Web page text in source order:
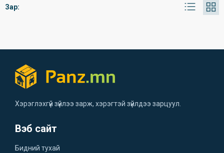
Зар:
Хэрэглэхгүй зүйлээ зарж, хэрэгтэй зүйлдээ зарцуул.
Вэб сайт
Бидний тухай